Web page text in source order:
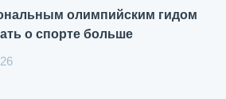
олимпийским гидом
о спорте больше